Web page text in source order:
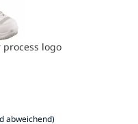
process logo
abweichend)